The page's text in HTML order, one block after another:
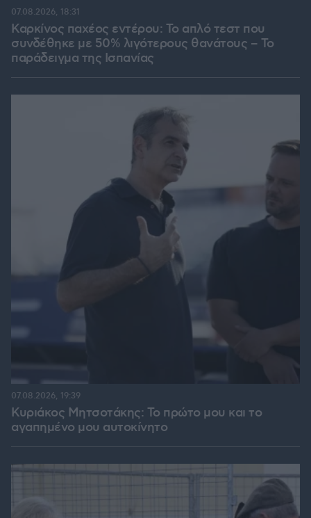
Καρκίνος παχέος εντέρου: Το απλό τεστ που
συνδέθηκε με 50% λιγότερους θανάτους – Το
παράδειγμα της Ισπανίας
07.08.2026, 18:31
Κυριάκος Μητσοτάκης: Το πρώτο μου και το
αγαπημένο μου αυτοκίνητο
07.08.2026, 19:39